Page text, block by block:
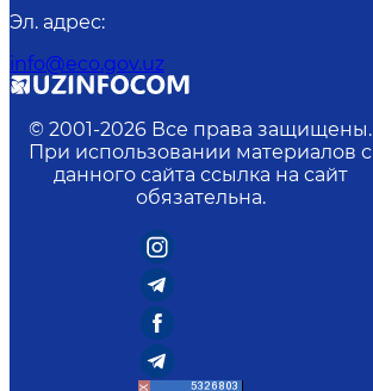
Эл. адрес:
info@eco.gov.uz
© 2001-2026 Все права защищены.
При использовании материалов с
данного сайта ссылка на сайт
обязательна.